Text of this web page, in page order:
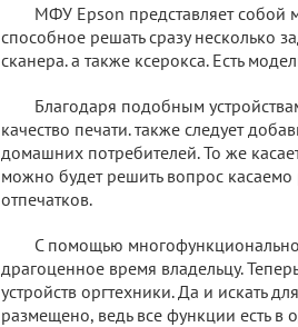
МФУ Epson представляет собой
способное решать сразу несколько
сканера. а также ксерокса. Есть
Благодаря подобным
качество печати. также следует
домашних потребителей. То же
можно будет решить вопрос касаемо
отпечатков.
С помощью
драгоценное время владельцу.
устройств оргтехники. Да и искать
размещено, ведь все функции есть в